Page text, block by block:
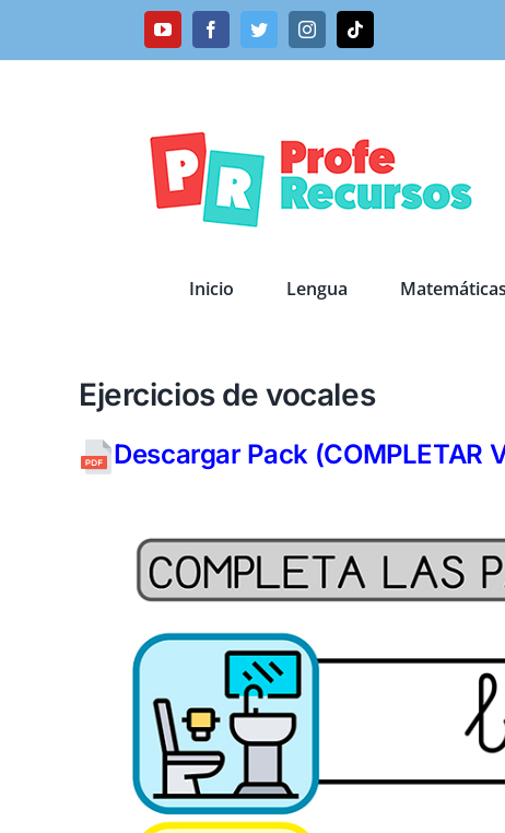
YouTubeFacebookTwitterInstagramTiktok
Inicio Lengua Matemáticas
Ejercicios de vocales
Descargar Pack (COMPLETAR